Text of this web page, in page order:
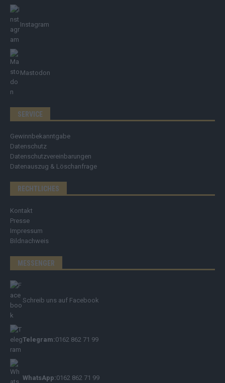
Instagram
Mastodon
SERVICE
Gewinnbekanntgabe
Datenschutz
Datenschutzvereinbarungen
Datenauszug & Löschanfrage
RECHTLICHES
Kontakt
Presse
Impressum
Bildnachweis
MESSENGER
Schreib uns auf Facebook
Telegram:0162 862 71 99
WhatsApp:0162 862 71 99